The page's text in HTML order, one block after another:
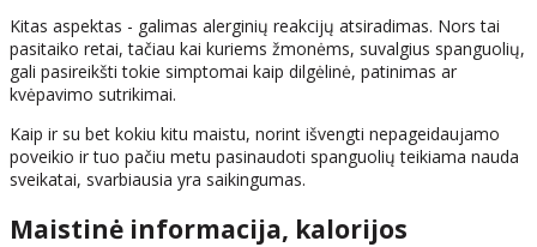
Kitas aspektas - galimas alerginių reakcijų atsiradimas. Nors tai
pasitaiko retai, tačiau kai kuriems žmonėms, suvalgius spanguolių,
gali pasireikšti tokie simptomai kaip dilgėlinė, patinimas ar
kvėpavimo sutrikimai.
Kaip ir su bet kokiu kitu maistu, norint išvengti nepageidaujamo
poveikio ir tuo pačiu metu pasinaudoti spanguolių teikiama nauda
sveikatai, svarbiausia yra saikingumas.
Maistinė informacija, kalorijos